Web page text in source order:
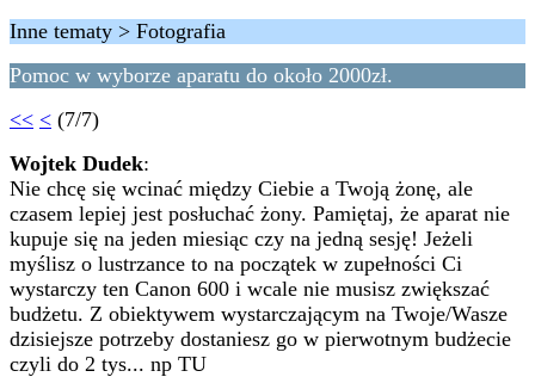
Inne tematy > Fotografia
Pomoc w wyborze aparatu do około 2000zł.
<< < (7/7)
Wojtek Dudek:
Nie chcę się wcinać między Ciebie a Twoją żonę, ale
czasem lepiej jest posłuchać żony. Pamiętaj, że aparat nie
kupuje się na jeden miesiąc czy na jedną sesję! Jeżeli
myślisz o lustrzance to na początek w zupełności Ci
wystarczy ten Canon 600 i wcale nie musisz zwiększać
budżetu. Z obiektywem wystarczającym na Twoje/Wasze
dzisiejsze potrzeby dostaniesz go w pierwotnym budżecie
czyli do 2 tys... np TU